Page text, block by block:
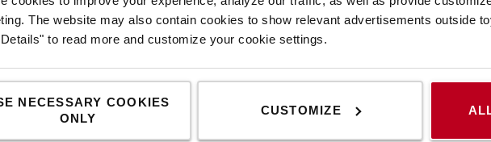
The website may also contain cookies to show relevant advertisements outside
to read more and customize your cookie settings.
NECESSARY COOKIES
ONLY
CUSTOMIZE
Fahreigenschaften zu verbessern.